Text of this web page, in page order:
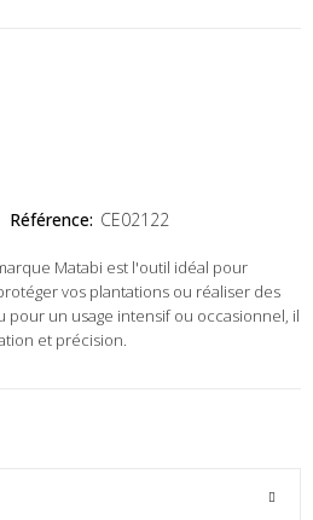
Référence: CE02122
Matabi est l'outil idéal pour
vos plantations ou réaliser des
pour un usage intensif ou occasionnel, il
et précision.